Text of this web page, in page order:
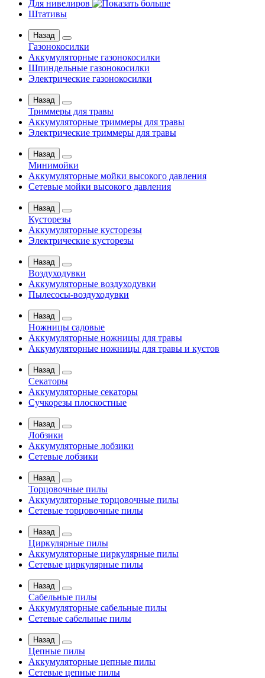
Для нивелиров
Штативы
Назад
Газонокосилки
Аккумуляторные газонокосилки
Шпиндельные газонокосилки
Электрические газонокосилки
Назад
Триммеры для травы
Аккумуляторные триммеры для травы
Электрические триммеры для травы
Назад
Минимойки
Аккумуляторные мойки высокого давления
Сетевые мойки высокого давления
Назад
Кусторезы
Аккумуляторные кусторезы
Электрические кусторезы
Назад
Воздуходувки
Аккумуляторные воздуходувки
Пылесосы-воздуходувки
Назад
Ножницы садовые
Аккумуляторные ножницы для травы
Аккумуляторные ножницы для травы и кустов
Назад
Секаторы
Аккумуляторные секаторы
Сучкорезы плоскостные
Назад
Лобзики
Аккумуляторные лобзики
Сетевые лобзики
Назад
Торцовочные пилы
Аккумуляторные торцовочные пилы
Сетевые торцовочные пилы
Назад
Циркулярные пилы
Аккумуляторные циркулярные пилы
Сетевые циркулярные пилы
Назад
Сабельные пилы
Аккумуляторные сабельные пилы
Сетевые сабельные пилы
Назад
Цепные пилы
Аккумуляторные цепные пилы
Сетевые цепные пилы